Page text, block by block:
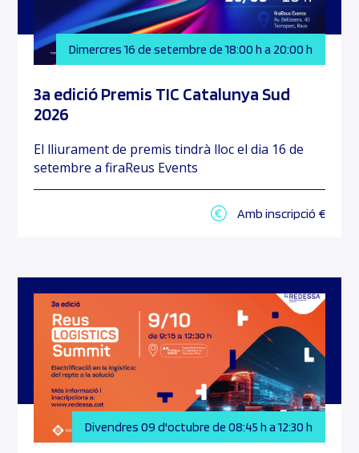
Dimercres 16 de setembre de 18:00 h a 20:00 h
3a edició Premis TIC Catalunya Sud
2026
El lliurament de premis tindrà lloc el dia 16 de
setembre a firaReus Events
Amb inscripció €
Divendres 09 d'octubre de 08:45 h a 12:30 h